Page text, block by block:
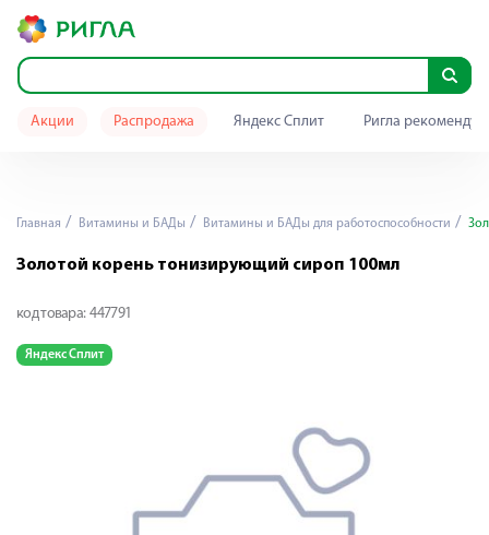
Акции Распродажа Яндекс Сплит Ригла
Главная Витамины и БАДы Витамины и БАДы для работоспособности
Золотой корень тонизирующий сироп 100мл
код товара: 447791
Яндекс Сплит